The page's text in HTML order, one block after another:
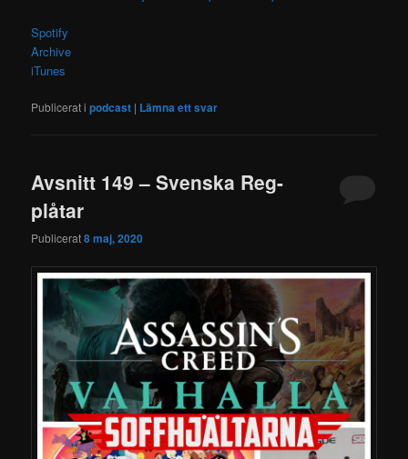
Spotify
Archive
iTunes
Publicerat i podcast | Lämna ett svar
Avsnitt 149 – Svenska Reg-
plåtar
Publicerat8 maj, 2020